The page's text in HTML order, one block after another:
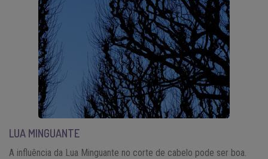
LUA MINGUANTE
A influência da Lua Minguante no corte de cabelo pode ser boa.